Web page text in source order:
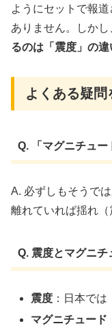
ようにセットで報
ありません。しかし
るのは「震度」の
よくある疑問
Q. 「マグニチュー
A. 必ずしもそうで
離れていれば揺れ（
Q. 震度とマグニチ
震度 ：日本で
マグニチュード